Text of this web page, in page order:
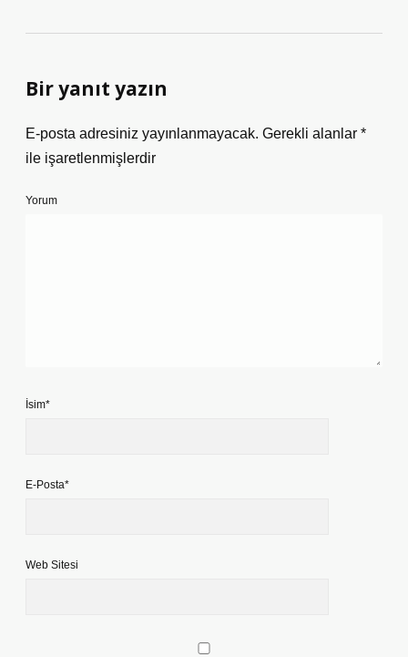
Bir yanıt yazın
E-posta adresiniz yayınlanmayacak. Gerekli alanlar *
ile işaretlenmişlerdir
Yorum
İsim*
E-Posta*
Web Sitesi